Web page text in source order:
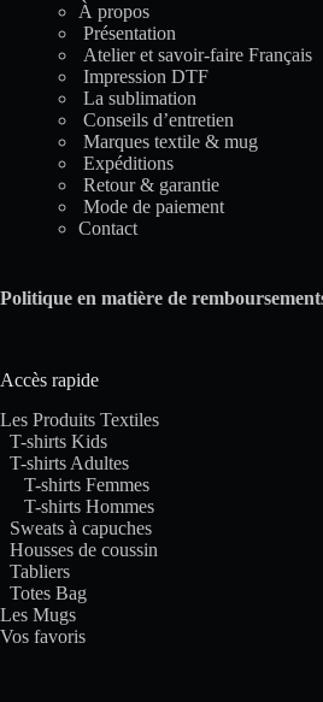
À propos
Présentation
Atelier et savoir-faire Français
Impression DTF
La sublimation
Conseils d’entretien
Marques textile & mug
Expéditions
Retour & garantie
Mode de paiement
Contact
Politique en matière de
Accès rapide
Les Produits Textiles
T-shirts Kids
T-shirts Adultes
T-shirts Femmes
T-shirts Hommes
Sweats à capuches
Housses de coussin
Tabliers
Totes Bag
Les Mugs
Vos favoris